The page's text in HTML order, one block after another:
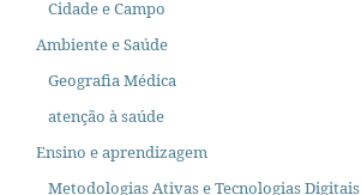
Cidade e Campo
Ambiente e Saúde
Geografia Médica
atenção à saúde
Ensino e aprendizagem
Metodologias Ativas e Tecnologias Digitais